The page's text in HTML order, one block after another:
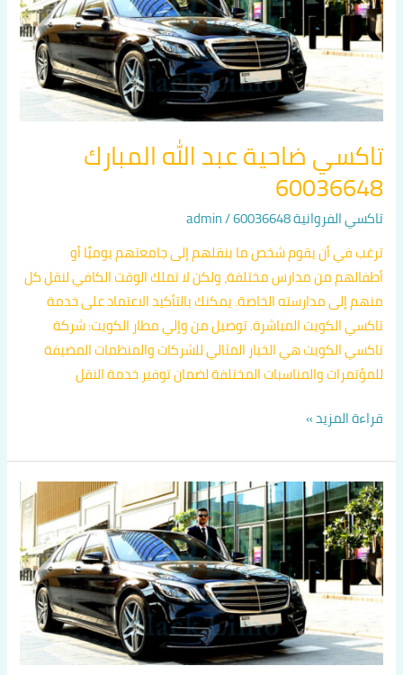
تاكسي ضاحية عبد الله المبارك
60036648
تاكسي الفروانية 60036648 /
admin
ترغب في أن يقوم شخص ما بنقلهم إلى جامعتهم يوميًا أو
أطفالهم من مدارس مختلفة، ولكن لا تملك الوقت الكافي لنقل كل
منهم إلى مدارسته الخاصة. يمكنك بالتأكيد الاعتماد على خدمة
تاكسي الكويت المباشرة. توصيل من وإلي مطار الكويت: شركة
تاكسي الكويت هي الخيار المثالي للشركات والمنظمات المضيفة
للمؤتمرات والمناسبات المختلفة لضمان توفير خدمة النقل
الله
المبارك
قراءة المزيد »
تاكسي
ضاحية
صباح
الناصر
60036648